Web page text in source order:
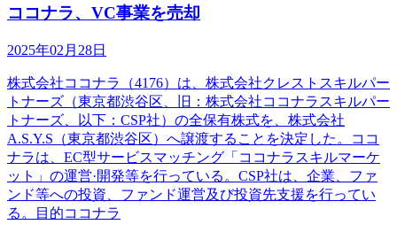
ココナラ、VC事業を売却
2025年02月28日
株式会社ココナラ（4176）は、株式会社クレストスキルパー
トナーズ（東京都渋谷区、旧：株式会社ココナラスキルパー
トナーズ、以下：CSP社）の全保有株式を、株式会社
A.S.Y.S（東京都渋谷区）へ譲渡することを決定した。ココ
ナラは、EC型サービスマッチング「ココナラスキルマーケ
ット」の運営·開発等を行っている。CSP社は、企業、ファ
ンド等への投資、ファンド運営及び投資先支援を行ってい
る。目的ココナラ